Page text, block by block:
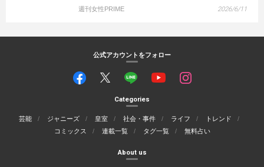
週刊女性PRIME 2026/6/11
公式アカウントをフォロー
Categories
芸能 ジャニーズ 皇室 社会・事件 ライフ
トレンド
コミックス
連載一覧 タグ一覧 無料占い
About us